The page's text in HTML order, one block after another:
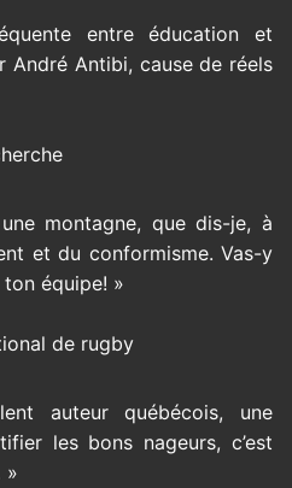
entre éducation et
André Antibi, cause de réels
montagne, que dis-je, à
et du conformisme. Vas-y
équipe! »
de rugby
auteur québécois, une
les bons nageurs, c’est
»